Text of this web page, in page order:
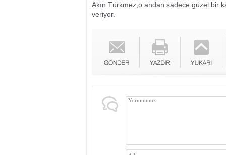
Akın Türkmez,o andan sadece güzel bir
veriyor.